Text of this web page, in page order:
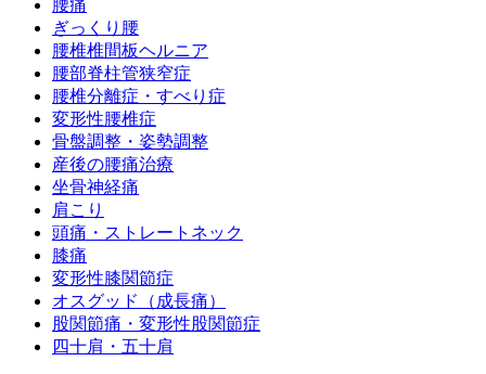
腰痛
ぎっくり腰
腰椎椎間板ヘルニア
腰部脊柱管狭窄症
腰椎分離症・すべり症
変形性腰椎症
骨盤調整・姿勢調整
産後の腰痛治療
坐骨神経痛
肩こり
頭痛・ストレートネック
膝痛
変形性膝関節症
オスグッド（成長痛）
股関節痛・変形性股関節症
四十肩・五十肩